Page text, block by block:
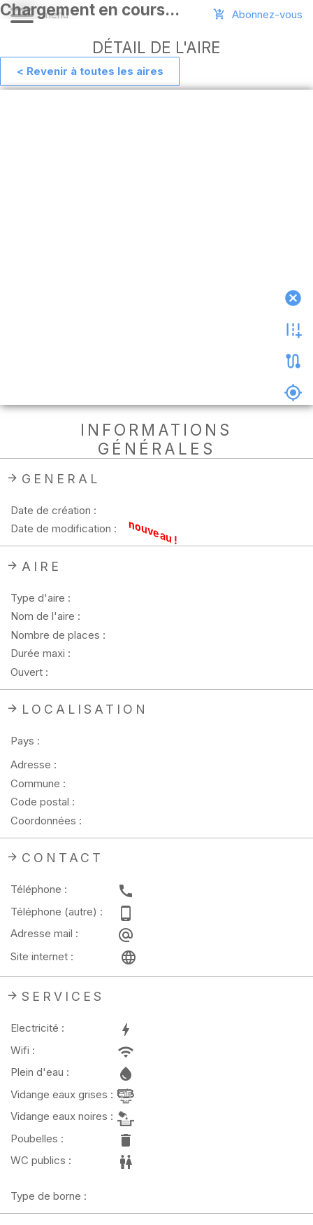
Aide
hors
ligne
Abonnez-vous
DÉTAIL DE L'AIRE
< Revenir à toutes les aires
INFORMATIONS
GÉNÉRALES
GENERAL
Date de création :
Date de modification :
nouveau !
AIRE
Type d'aire :
Nom de l'aire :
Nombre de places :
Durée maxi :
Ouvert :
LOCALISATION
Pays :
Adresse :
Commune :
Code postal :
Coordonnées :
CONTACT
Téléphone :
Téléphone (autre) :
Adresse mail :
Site internet :
SERVICES
Electricité :
Wifi :
Plein d'eau :
Vidange eaux grises :
Vidange eaux noires :
Poubelles :
WC publics :
Type de borne :